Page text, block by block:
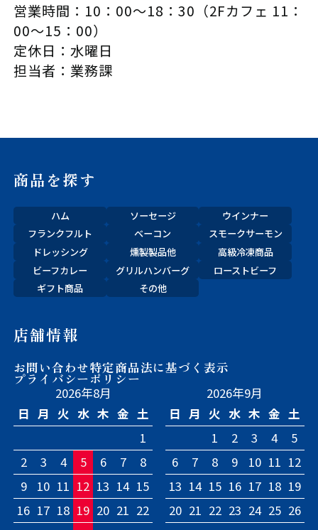
営業時間：10：00～18：30（2Fカフェ 11：
00～15：00）
定休日：水曜日
担当者：業務課
2026年8月
日 月 火 水 木 金 土
1
2
3 4 5 6 7
8
9
10 11 12 13 14 15
16 17 18 19 20 21 22
2026年9月
日 月 火 水 木 金 土
1
2 3 4
5
6
7 8 9 10 11 12
13 14 15 16 17 18 19
20 21 22 23 24 25 26
商品を探す
ハム ソーセージ
ウインナー
フランクフルト
ベーコン
スモークサーモン
ドレッシング
燻製製品他
高級冷凍商品
ビーフカレー
グリルハンバーグ
ローストビーフ
ギフト商品
その他
店舗情報
お問い合わせ特定商品法に基づく表示
プライバシーポリシー